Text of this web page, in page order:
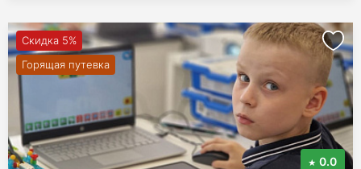
Скидка 5%
Горящая путевка
0.0